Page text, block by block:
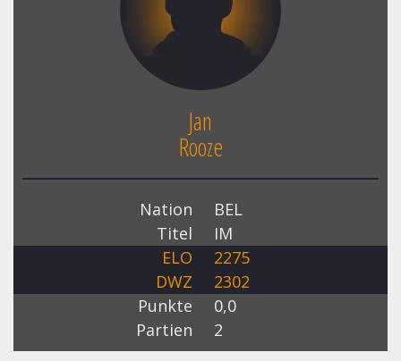
Jan
Rooze
Nation
BEL
Titel
IM
ELO
2275
DWZ
2302
Punkte
0,0
Partien
2